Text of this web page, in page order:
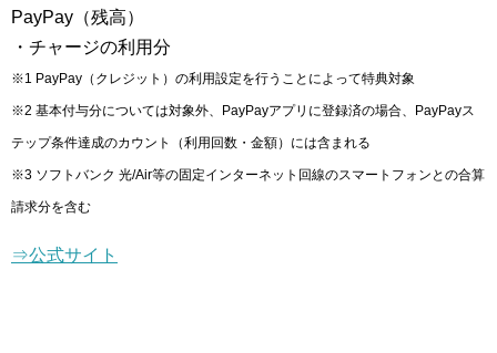
PayPay（残高）
・チャージの利用分
※1 PayPay（クレジット）の利用設定を行うことによって特典対象
※2 基本付与分については対象外、PayPayアプリに登録済の場合、PayPayス
テップ条件達成のカウント（利用回数・金額）には含まれる
※3 ソフトバンク 光/Air等の固定インターネット回線のスマートフォンとの合算
請求分を含む
⇒公式サイト